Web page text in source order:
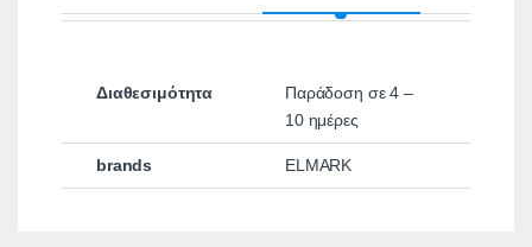
Διαθεσιμότητα
Παράδοση σε 4 –
10 ημέρες
brands ELMARK